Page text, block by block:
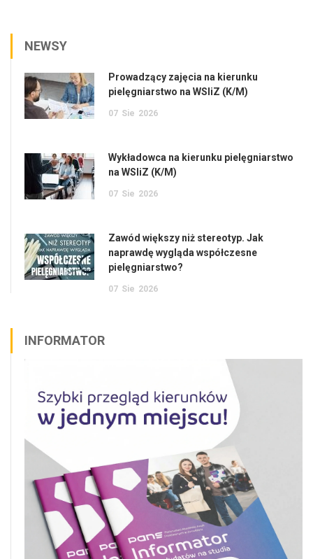
NEWSY
Prowadzący zajęcia na kierunku
pielęgniarstwo na WSIiZ (K/M)
07 Sie 2026
Wykładowca na kierunku pielęgniarstwo
na WSIiZ (K/M)
07 Sie 2026
Zawód większy niż stereotyp. Jak
naprawdę wygląda współczesne
pielęgniarstwo?
07 Sie 2026
INFORMATOR